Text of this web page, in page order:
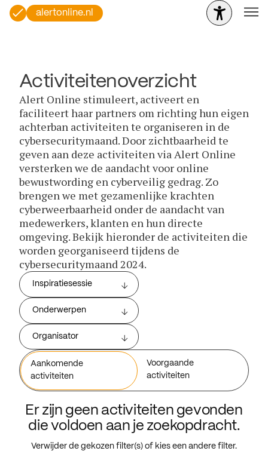
alertonline.nl
Activiteitenoverzicht
Alert Online stimuleert, activeert en
faciliteert haar partners om richting hun eigen
achterban activiteiten te organiseren in de
cybersecuritymaand. Door zichtbaarheid te
geven aan deze activiteiten via Alert Online
versterken we de aandacht voor online
bewustwording en cyberveilig gedrag. Zo
brengen we met gezamenlijke krachten
cyberweerbaarheid onder de aandacht van
medewerkers, klanten en hun directe
omgeving. Bekijk hieronder de activiteiten die
worden georganiseerd tijdens de
cybersecuritymaand 2024.
Inspiratiesessie
Onderwerpen
Organisator
Aankomende
activiteiten
Voorgaande
activiteiten
Er zijn geen activiteiten gevonden
die voldoen aan je zoekopdracht.
Verwijder de gekozen filter(s) of kies een andere filter.